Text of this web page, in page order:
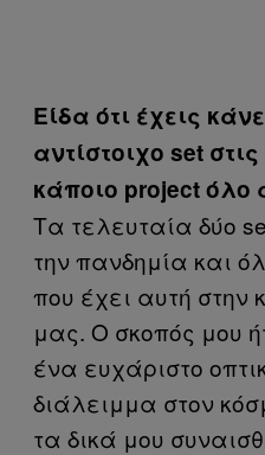
Είδα ότι έχεις
αντίστοιχο set
κάποιο project όλο
Τα τελευταία δύο
την πανδημία και
που έχει αυτή στην
μας. Ο σκοπός μου
ένα ευχάριστο
διάλειμμα στον
τα δικά μου